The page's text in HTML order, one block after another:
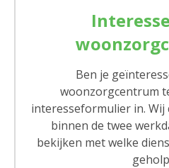
Ben je
woonzorgcentrum
interesseformulier in.
binnen de twee
bekijken met welke